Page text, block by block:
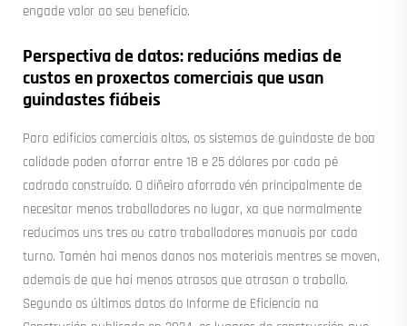
engade valor ao seu beneficio.
Perspectiva de datos: reducións medias de
custos en proxectos comerciais que usan
guindastes fiábeis
Para edificios comerciais altos, os sistemas de guindaste de boa
calidade poden aforrar entre 18 e 25 dólares por cada pé
cadrado construído. O diñeiro aforrado vén principalmente de
necesitar menos traballadores no lugar, xa que normalmente
reducimos uns tres ou catro traballadores manuais por cada
turno. Tamén hai menos danos nos materiais mentres se moven,
ademais de que hai menos atrasos que atrasan o traballo.
Segundo os últimos datos do Informe de Eficiencia na